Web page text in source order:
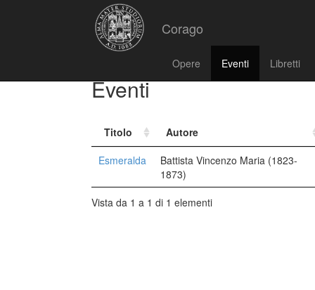
Corago
Opere Eventi Libretti
Eventi
Titolo
Autore
Esmeralda
Battista Vincenzo Maria (1823-
1873)
Vista da 1 a 1 di 1 elementi